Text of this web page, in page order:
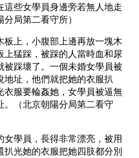
這些女學員身邊旁若無人地走
分局第二看守所）
板上，小腹部上邊再放一塊木
上猛踩，被踩的人當時血和尿
被踩壞了。一個未婚女學員被
地址，他們就把她的衣服扒
衣服要輪姦她，女學員被逼無
。（北京朝陽分局第二看守
女學員，長得非常漂亮，被用
扒光她的衣服把她四肢都分別